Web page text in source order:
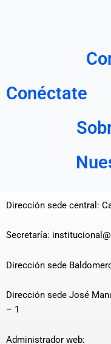
Conéctate
Dirección sede central:
Secretaría:
Dirección sede
Dirección sede José
– 1
Administrador web: